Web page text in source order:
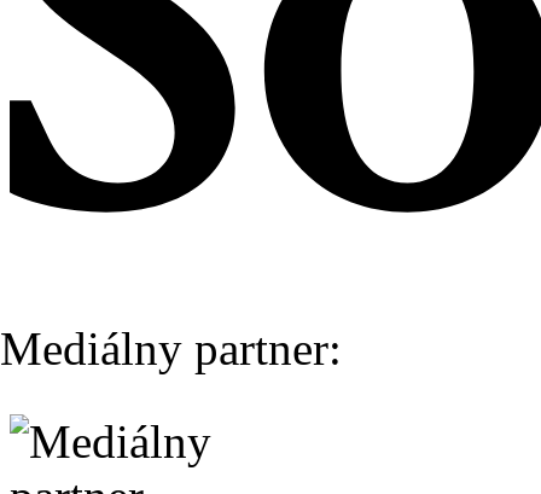
Mediálny partner: